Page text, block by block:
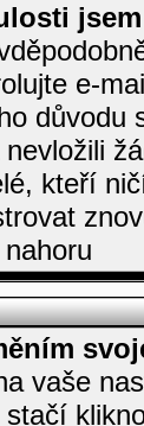
e-
důvodu
nevložili
kteří
vaše
stačí